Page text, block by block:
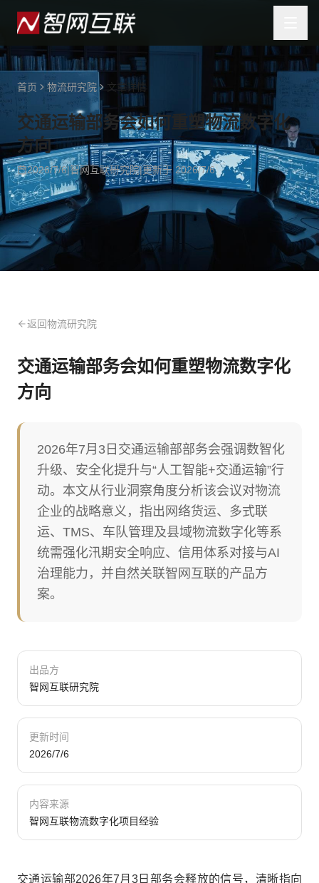
首页 物流研究院 文章详情
交通运输部务会如何重塑物流数字化
方向
2026/7/6|智网互联研究院|更新于 2026/7/6
返回物流研究院
交通运输部务会如何重塑物流数字化
方向
2026年7月3日交通运输部部务会强调数智化
升级、安全化提升与“人工智能+交通运输”行
动。本文从行业洞察角度分析该会议对物流
企业的战略意义，指出网络货运、多式联
运、TMS、车队管理及县域物流数字化等系
统需强化汛期安全响应、信用体系对接与AI
治理能力，并自然关联智网互联的产品方
案。
出品方
智网互联研究院
更新时间
2026/7/6
内容来源
智网互联物流数字化项目经验
交通运输部2026年7月3日部务会释放的信号，清晰指向